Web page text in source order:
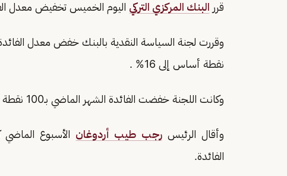
قرر البنك المركزي التركي اليوم الخميس تخفيض معدل
نقطة أساس إلى 16% .
وكانت اللجنة خفضت الفائدة الشهر الماضي بـ100 نقطة أساس إلى 18% .
وأقال الرئيسرجب طيب أردوغان الأسبوع
الفائدة.